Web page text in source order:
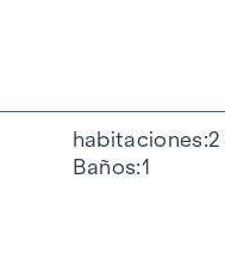
habitaciones 2
Baños 1